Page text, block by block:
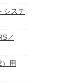
システ
／
用